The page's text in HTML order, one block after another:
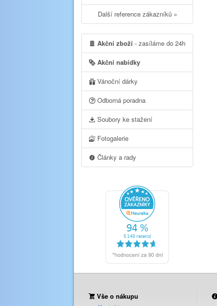
Další reference zákazníků »
Akční zboží - zasíláme do 24h
Akční nabídky
Vánoční dárky
Odborná poradna
Soubory ke stažení
Fotogalerie
Články a rady
Vše o nákupu